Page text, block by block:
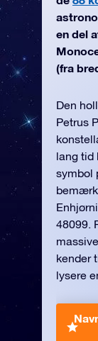
en del
(fra
Den
Petrus
lang tid
symbol
48099.
kender
lysere